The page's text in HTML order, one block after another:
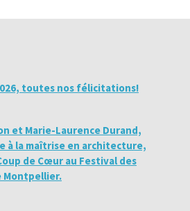
toutes nos félicitations!
et Marie-Laurence Durand,
la maîtrise en architecture,
de Cœur au Festival des
Montpellier.